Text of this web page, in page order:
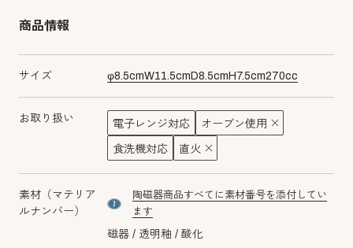
商品情報
サイズ φ8.5cmW11.5cm D8.5cm H 7.5cm270cc
お取り扱い 電子レンジ対応 オーブン使用
食洗機対応 直火
素材（マテリア
ルナンバー）
material number7
陶磁器商品すべてに素材番号を添付してい
ます
磁器 透明釉
酸化